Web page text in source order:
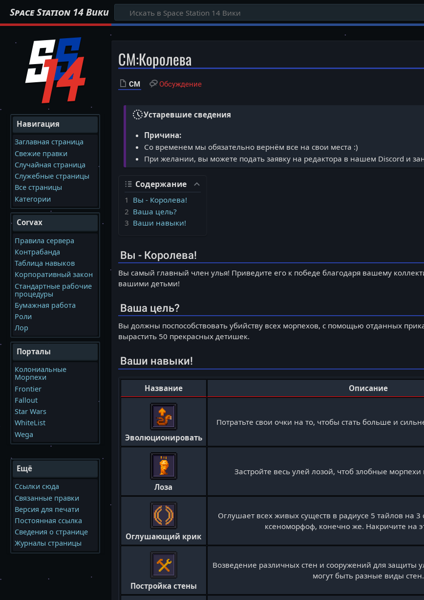
Space Station 14 Вики
CM:Королева
CM Обсуждение
History_Toggle_OffУстаревшие сведения
Причина:
Со временем мы обязательно вернём все на свои места :)
При желании, вы можете подать заявку на редактора в нашем Discord и
Содержание
1 Вы - Королева!
2 Ваша цель?
3 Ваши навыки!
Вы - Королева!
Вы самый главный член улья! Приведите его к победе благодаря вашему
вашими детьми!
Ваша цель?
Вы должны поспособствовать убийству всех морпехов, с помощью отданных
вырастить 50 прекрасных детишек.
Ваши навыки!
Название Описание
Эволюционировать
Потратьте свои очки на то, чтобы стать больше и
Лоза
Застройте весь улей лозой, чтоб злобные
Оглушающий крик
Оглушает всех живых существ в радиусе 5 тайлов на
ксеноморфоф, конечно же. Накричите на
Постройка стены
Возведение различных стен и сооружений для защиты
могут быть разные виды стен.
Навигация
Заглавная страница
Свежие правки
Случайная страница
Служебные страницы
Все страницы
Категории
Corvax
Правила сервера
Контрабанда
Таблица навыков
Корпоративный закон
Стандартные рабочие
процедуры
Бумажная работа
Роли
Лор
Порталы
Колониальные
Морпехи
Frontier
Fallout
Star Wars
WhiteList
Wega
Ещё
Ссылки сюда
Связанные правки
Версия для печати
Постоянная ссылка
Сведения о странице
Журналы страницы